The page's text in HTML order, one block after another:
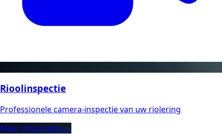
Rioolinspectie
Professionele camera-inspectie van uw riolering
Meer informatie →